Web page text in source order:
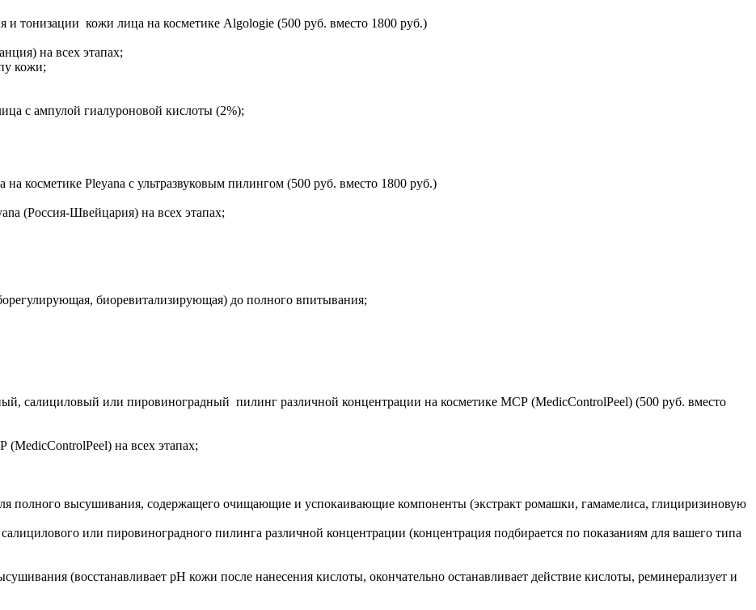
тонизации кожи лица на косметике Algologie (500 руб. вместо 1800 руб.)
на всех этапах;
кожи;
с ампулой гиалуроновой кислоты (2%);
косметике Pleyana с ультразвуковым пилингом (500 руб. вместо 1800 руб.)
(Россия-Швейцария) на всех этапах;
биоревитализирующая) до полного впитывания;
салициловый или пировиноградный пилинг различной концентрации на косметике МСР (MedicControlPeel) (500 руб. вместо
на всех этапах;
полного высушивания, содержащего очищающие и успокаивающие компоненты (экстракт ромашки, гамамелиса, глициризиновую
или пировиноградного пилинга различной концентрации (концентрация подбирается по показаниям для вашего типа
(восстанавливает рH кожи после нанесения кислоты, окончательно останавливает действие кислоты, реминерализует и